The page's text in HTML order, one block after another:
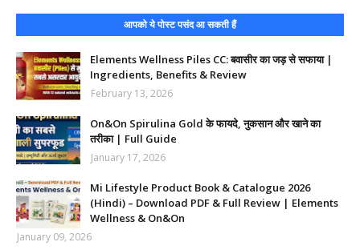
आपको ये पोस्ट पसंद आ सकती हैं
Elements Wellness Piles CC: बवासीर का जड़ से सफाया |
Ingredients, Benefits & Review
February 13, 2026
On&On Spirulina Gold के फायदे, नुकसान और खाने का
तरीका | Full Guide
January 17, 2026
Mi Lifestyle Product Book & Catalogue 2026
(Hindi) – Download PDF & Full Review | Elements
Wellness & On&On
January 09, 2026